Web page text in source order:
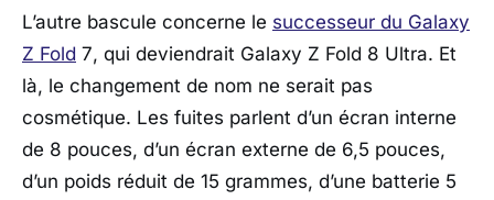
L’autre bascule concerne le successeur du Galaxy
Z Fold 7, qui deviendrait Galaxy Z Fold 8 Ultra. Et
là, le changement de nom ne serait pas
cosmétique. Les fuites parlent d’un écran interne
de 8 pouces, d’un écran externe de 6,5 pouces,
d’un poids réduit de 15 grammes, d’une batterie 5